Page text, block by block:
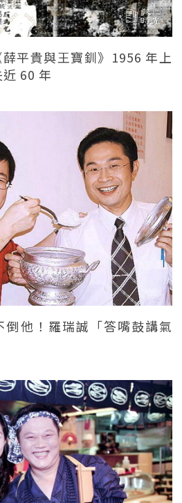
平貴與王寶釧》1956 年上
60 年
倒他！羅瑞誠「答嘴鼓講氣